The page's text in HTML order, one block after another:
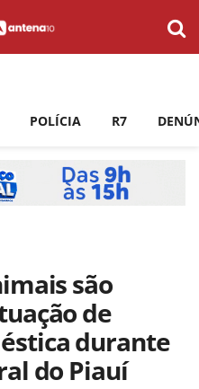
POLÍCIA R7
são
de
durante
do Piauí